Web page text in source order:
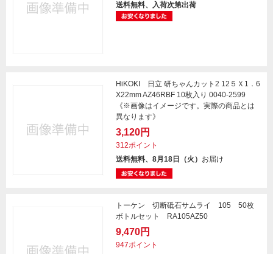
送料無料、入荷次第出荷
HiKOKI 日立 研ちゃんカット2 12５Ｘ1．6
X22mm AZ46RBF 10枚入り 0040-2599
《※画像はイメージです。実際の商品とは
異なります》
3,120円
312ポイント
送料無料、8月18日（火） お届け
トーケン 切断砥石サムライ 105 50枚
ボトルセット RA105AZ50
9,470円
947ポイント